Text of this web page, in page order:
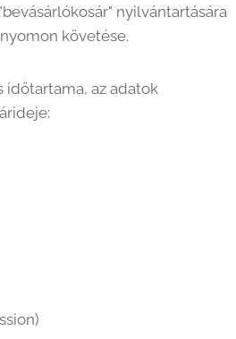
nyilvántartására
követése.
időtartama, az adatok